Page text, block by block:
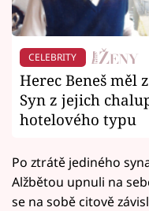
CELEBRITY
Herec Beneš měl
Syn z jejich
hotelového typu
Po ztrátě jediného
Alžbětou upnuli na
se na sobě citově